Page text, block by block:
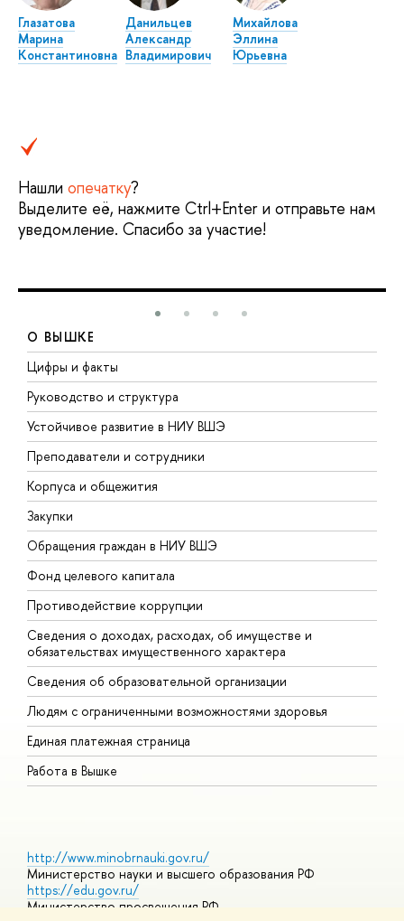
Глазатова
Марина
Константиновна
Данильцев
Александр
Владимирович
Михайлова
Эллина
Юрьевна
Нашли опечатку?
Выделите её, нажмите Ctrl+Enter и отправьте нам
уведомление. Спасибо за участие!
О ВЫШКЕ
Цифры и факты
Руководство и структура
Устойчивое развитие в НИУ ВШЭ
Преподаватели и сотрудники
Корпуса и общежития
Закупки
Обращения граждан в НИУ ВШЭ
Фонд целевого капитала
Противодействие коррупции
Сведения о доходах, расходах, об имуществе и
обязательствах имущественного характера
Сведения об образовательной организации
Людям с ограниченными возможностями здоровья
Единая платежная страница
Работа в Вышке
http://www.minobrnauki.gov.ru/
Министерство науки и высшего образования РФ
https://edu.gov.ru/
Министерство просвещения РФ